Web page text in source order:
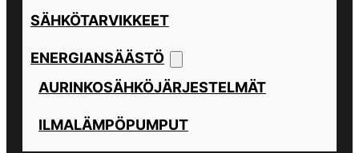
SÄHKÖTARVIKKEET
ENERGIANSÄÄSTÖ
AURINKOSÄHKÖJÄRJESTELMÄT
ILMALÄMPÖPUMPUT